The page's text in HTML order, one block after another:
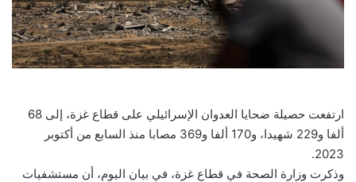
ارتفعت حصيلة ضحايا العدوان الإسرائيلي على قطاع غزة، إلى 68
ألفا و229 شهيدا، و170 ألفا و369 مصابا منذ السابع من أكتوبر
2023.
وذكرت وزارة الصحة في قطاع غزة، في بيان اليوم، أن مستشفيات